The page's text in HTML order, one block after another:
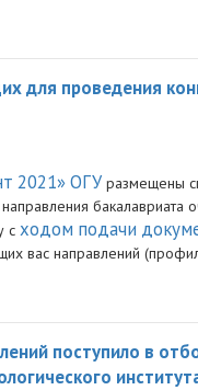
для проведения
2021» ОГУразмещены
с ходом подачи
вас направлений
поступило в